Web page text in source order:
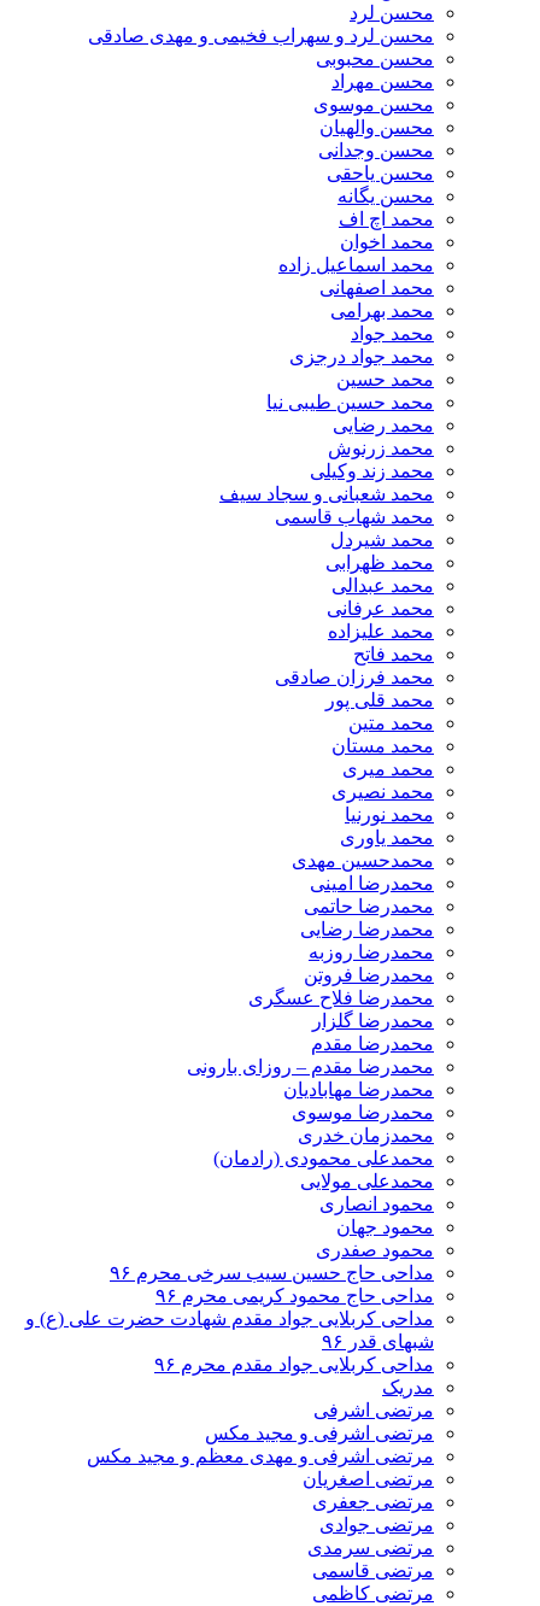
محسن لرد
محسن لرد و سهراب فخیمی و مهدی صادقی
محسن محبوبی
محسن مهراد
محسن موسوی
محسن والهیان
محسن وجدانی
محسن یاحقی
محسن یگانه
محمد اچ اف
محمد اخوان
محمد اسماعیل زاده
محمد اصفهانی
محمد بهرامی
محمد جواد
محمد جواد درجزی
محمد حسین
محمد حسین طیبی نیا
محمد رضایی
محمد زرنوش
محمد زند وکیلی
محمد شعبانی و سجاد سیف
محمد شهاب قاسمی
​محمد شیردل
محمد ظهرابی
محمد عبدالی
محمد عرفانی
محمد علیزاده
محمد فاتح
محمد فرزان صادقی
محمد قلی پور
محمد متین
محمد مستان
محمد میری
محمد نصیری
محمد نورنیا
محمد یاوری
محمدحسین مهدی
محمدرضا امینی
محمدرضا حاتمی
محمدرضا رضایی
محمدرضا روزبه
محمدرضا فروتن
محمدرضا فلاح عسگری
محمدرضا گلزار
محمدرضا مقدم
محمدرضا مقدم – روزای بارونی
محمدرضا مهابادیان
محمدرضا موسوی
محمدزمان خدری
محمدعلی محمودی (رادمان)
محمدعلی مولایی
محمود انصاری
محمود جهان
محمود صفدری
مداحی حاج حسین سیب سرخی محرم ۹۶
مداحی حاج محمود کریمی محرم ۹۶
مداحی کربلایی جواد مقدم شهادت حضرت علی (ع) و
شبهای قدر ۹۶
مداحی کربلایی جواد مقدم محرم ۹۶
مدریک
مرتضی اشرفی
مرتضی اشرفی و مجید مکس
مرتضی اشرفی و مهدی معظم و مجید مکس
مرتضی اصغریان
مرتضی جعفری
مرتضی جوادی
مرتضی سرمدی
مرتضی قاسمی
مرتضی کاظمی